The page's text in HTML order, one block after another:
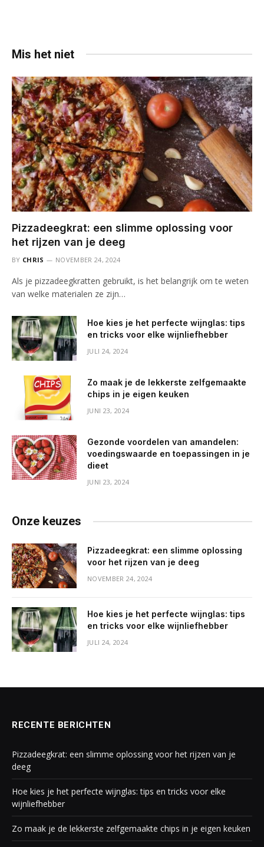
Mis het niet
Pizzadeegkrat: een slimme oplossing voor
het rijzen van je deeg
BY CHRIS NOVEMBER 24, 2024
Als je pizzadeegkratten gebruikt, is het belangrijk om te weten
van welke materialen ze zijn…
Hoe kies je het perfecte wijnglas: tips
en tricks voor elke wijnliefhebber
JULI 24, 2024
Zo maak je de lekkerste zelfgemaakte
chips in je eigen keuken
JUNI 23, 2024
Gezonde voordelen van amandelen:
voedingswaarde en toepassingen in je
dieet
JUNI 23, 2024
Onze keuzes
Pizzadeegkrat: een slimme oplossing
voor het rijzen van je deeg
NOVEMBER 24, 2024
Hoe kies je het perfecte wijnglas: tips
en tricks voor elke wijnliefhebber
JULI 24, 2024
RECENTE BERICHTEN
Pizzadeegkrat: een slimme oplossing voor het rijzen van je
deeg
Hoe kies je het perfecte wijnglas: tips en tricks voor elke
wijnliefhebber
Zo maak je de lekkerste zelfgemaakte chips in je eigen keuken